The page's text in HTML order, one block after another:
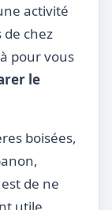
activité
de chez
pour vous
le
boisées,
de ne